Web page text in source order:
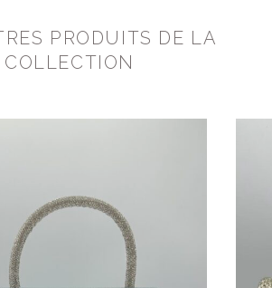
PRODUITS DE LA
COLLECTION